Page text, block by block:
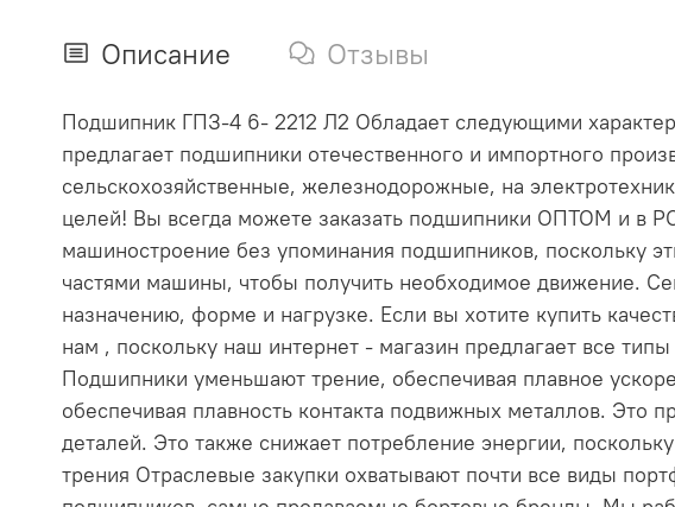
Описание Отзывы
Подшипник ГПЗ-4 6- 2212 Л2 Обладает следующими
предлагает подшипники отечественного и импортного
сельскохозяйственные, железнодорожные, на
целей! Вы всегда можете заказать подшипники ОПТОМ и в
машиностроение без упоминания подшипников,
частями машины, чтобы получить необходимое движение.
назначению, форме и нагрузке. Если вы хотите купить
нам , поскольку наш интернет - магазин предлагает все
Подшипники уменьшают трение, обеспечивая плавное
обеспечивая плавность контакта подвижных металлов. Это
деталей. Это также снижает потребление энергии,
трения Отраслевые закупки охватывают почти все виды